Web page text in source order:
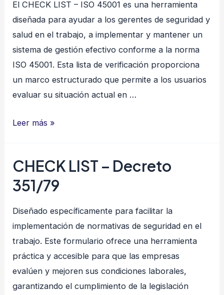
El CHECK LIST – ISO 45001 es una herramienta
diseñada para ayudar a los gerentes de seguridad y
salud en el trabajo, a implementar y mantener un
sistema de gestión efectivo conforme a la norma
ISO 45001. Esta lista de verificación proporciona
un marco estructurado que permite a los usuarios
evaluar su situación actual en …
CHECK
ISO
45001
Leer más »
CHECK LIST – Decreto
351/79
Diseñado específicamente para facilitar la
implementación de normativas de seguridad en el
trabajo. Este formulario ofrece una herramienta
práctica y accesible para que las empresas
evalúen y mejoren sus condiciones laborales,
garantizando el cumplimiento de la legislación